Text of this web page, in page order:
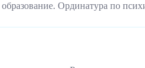
Ординатура по